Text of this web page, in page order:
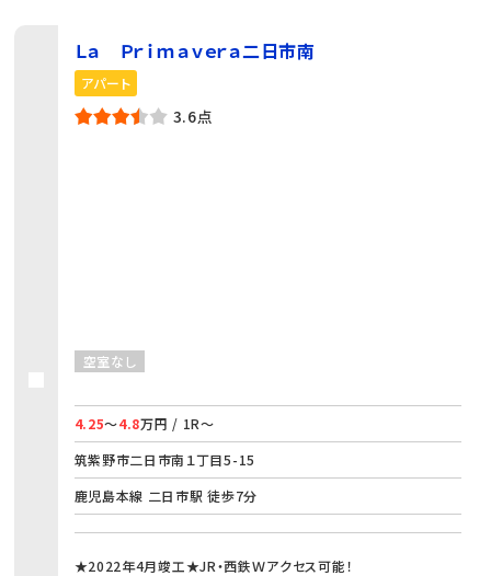
Ｌａ Ｐｒｉｍａｖｅｒａ二日市南
アパート
3.6点
空室なし
4.25～4.8万円 / 1R～
筑紫野市二日市南１丁目5-15
鹿児島本線 二日市駅 徒歩7分
★2022年4月竣工★JR・西鉄Ｗアクセス可能！